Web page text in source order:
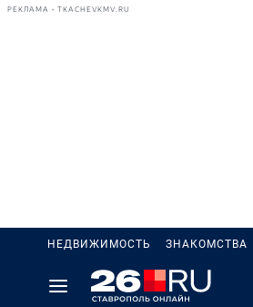
РЕКЛАМА • TKACHEVKMV.RU
НЕДВИЖИМОСТЬ ЗНАКОМСТВА